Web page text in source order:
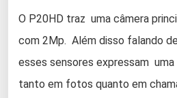
O P20HD traz uma câmera
com 2Mp. Além disso falando
esses sensores expressam
tanto em fotos quanto em